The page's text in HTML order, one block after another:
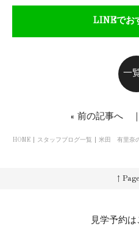
LINEでお
一
« 前の記事へ
HOME スタッフブログ一覧 米田 有里奈
↑
見学予約は